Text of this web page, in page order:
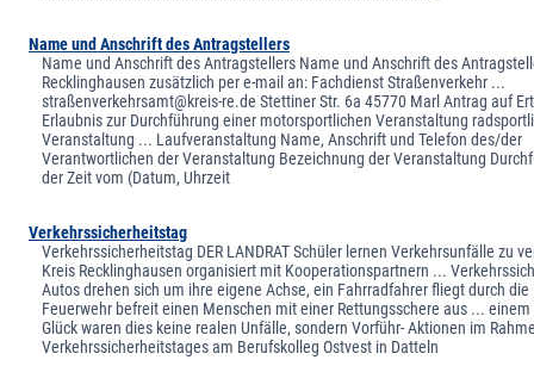
Name und Anschrift des Antragstellers
Name und Anschrift des Antragstellers Name und Anschrift des
Recklinghausen zusätzlich per e-mail an: Fachdienst Straßenverkehr ...
straßenverkehrsamt@kreis-re.de Stettiner Str. 6a 45770 Marl Antrag auf
Erlaubnis zur Durchführung einer motorsportlichen Veranstaltung
Veranstaltung ... Laufveranstaltung Name, Anschrift und Telefon des/der
Verantwortlichen der Veranstaltung Bezeichnung der Veranstaltung
der Zeit vom (Datum, Uhrzeit
Verkehrssicherheitstag
Verkehrssicherheitstag DER LANDRAT Schüler lernen Verkehrsunfälle zu
Kreis Recklinghausen organisiert mit Kooperationspartnern ...
Autos drehen sich um ihre eigene Achse, ein Fahrradfahrer fliegt durch
Feuerwehr befreit einen Menschen mit einer Rettungsschere aus ...
Glück waren dies keine realen Unfälle, sondern Vorführ- Aktionen im
Verkehrssicherheitstages am Berufskolleg Ostvest in Datteln